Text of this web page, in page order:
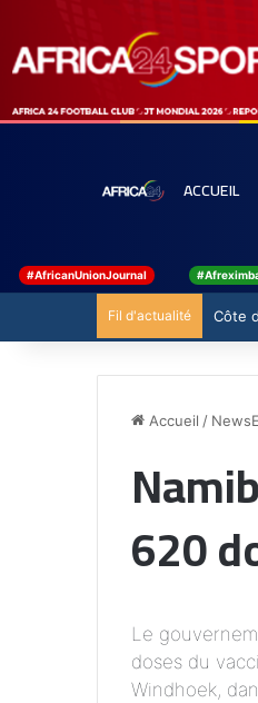
ACCUEIL
#AfricanUnionJournal
Fil d'actualité Côte
Accueil /
620
Le
doses du
Windhoek,